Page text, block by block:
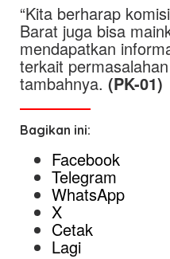
“Kita berharap
Barat juga bisa
mendapatkan
terkait
tambahnya. (PK-01)
Bagikan ini:
Facebook
Telegram
WhatsApp
X
Cetak
Lagi